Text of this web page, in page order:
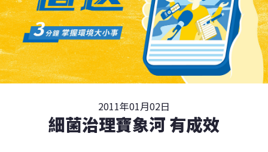
2011年01月02日
細菌治理寶象河 有成效